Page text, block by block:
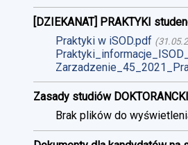
[DZIEKANAT] PRAKTYKI
Praktyki w iSOD.pdf (
Zasady studiów
Brak plików do